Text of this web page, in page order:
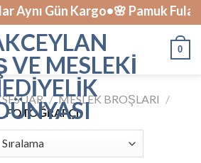
Aynı Gün Kargo•🌸 Pamuk
0
/ MESLEK BROŞLARI /
FOTOĞRAFÇI